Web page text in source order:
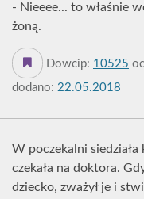
- Nieeee... to właśnie
żoną.
Dowcip: 10525
dodano: 22.05.2018
W poczekalni
czekała na doktora.
dziecko, zważył je i